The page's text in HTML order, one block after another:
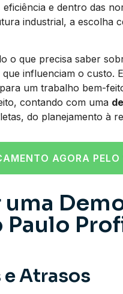
e dentro das
industrial, a escolha
o que precisa saber
influenciam o custo.
um trabalho bem-
contando com uma
do planejamento à
AGORA
uma
Paulo
Atrasos